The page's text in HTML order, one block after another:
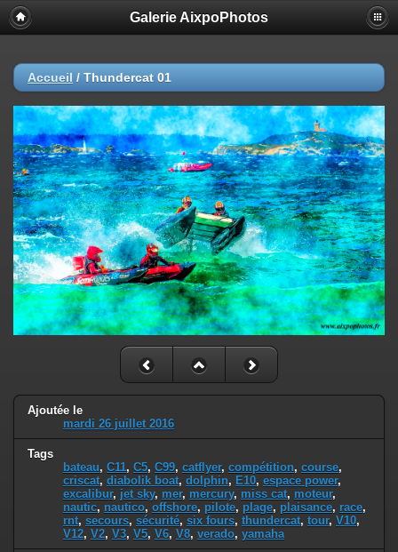
Galerie AixpoPhotos
Accueil / Thundercat 01
Ajoutée le
mardi 26 juillet 2016
Tags
bateau, C11, C5, C99, catflyer, compétition, course,
criscat, diabolik boat, dolphin, E10, espace power,
excalibur, jet sky, mer, mercury, miss cat, moteur,
nautic, nautico, offshore, pilote, plage, plaisance, race,
rnt, secours, sécurité, six fours, thundercat, tour, V10,
V12, V2, V3, V5, V6, V8, verado, yamaha